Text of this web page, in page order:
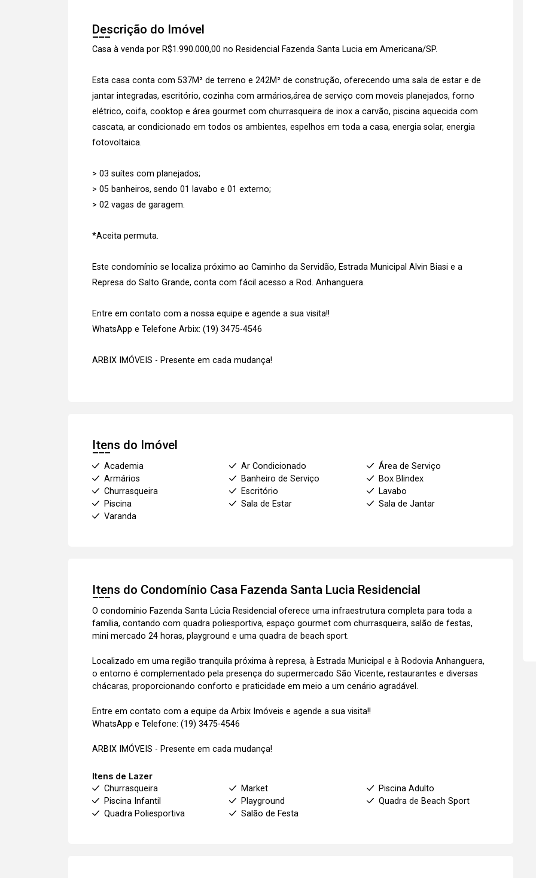
Descrição do Imóvel
Casa à venda por R$1.990.000,00 no Residencial Fazenda Santa Lucia em Americana/SP.
Esta casa conta com 537M² de terreno e 242M² de construção, oferecendo uma sala de estar e de
jantar integradas, escritório, cozinha com armários,área de serviço com moveis planejados, forno
elétrico, coifa, cooktop e área gourmet com churrasqueira de inox a carvão, piscina aquecida com
cascata, ar condicionado em todos os ambientes, espelhos em toda a casa, energia solar, energia
fotovoltaica.
> 03 suítes com planejados;
> 05 banheiros, sendo 01 lavabo e 01 externo;
> 02 vagas de garagem.
*Aceita permuta.
Este condomínio se localiza próximo ao Caminho da Servidão, Estrada Municipal Alvin Biasi e a
Represa do Salto Grande, conta com fácil acesso a Rod. Anhanguera.
Entre em contato com a nossa equipe e agende a sua visita!!
WhatsApp e Telefone Arbix: (19) 3475-4546
ARBIX IMÓVEIS - Presente em cada mudança!
Itens do Imóvel
Academia Ar Condicionado
Área de Serviço
Armários
Banheiro de Serviço
Box Blindex
Churrasqueira
Escritório
Lavabo
Piscina
Sala de Estar
Sala de Jantar
Varanda
Itens do Condomínio Casa Fazenda Santa Lucia Residencial
O condomínio Fazenda Santa Lúcia Residencial oferece uma infraestrutura completa para toda a
família, contando com quadra poliesportiva, espaço gourmet com churrasqueira, salão de festas,
mini mercado 24 horas, playground e uma quadra de beach sport.
Localizado em uma região tranquila próxima à represa, à Estrada Municipal e à Rodovia Anhanguera,
o entorno é complementado pela presença do supermercado São Vicente, restaurantes e diversas
chácaras, proporcionando conforto e praticidade em meio a um cenário agradável.
Entre em contato com a equipe da Arbix Imóveis e agende a sua visita!!
WhatsApp e Telefone: (19) 3475-4546
ARBIX IMÓVEIS - Presente em cada mudança!
Itens de Lazer
Churrasqueira
Market
Piscina Adulto
Piscina Infantil
Playground
Quadra de Beach Sport
Quadra Poliesportiva
Salão de Festa